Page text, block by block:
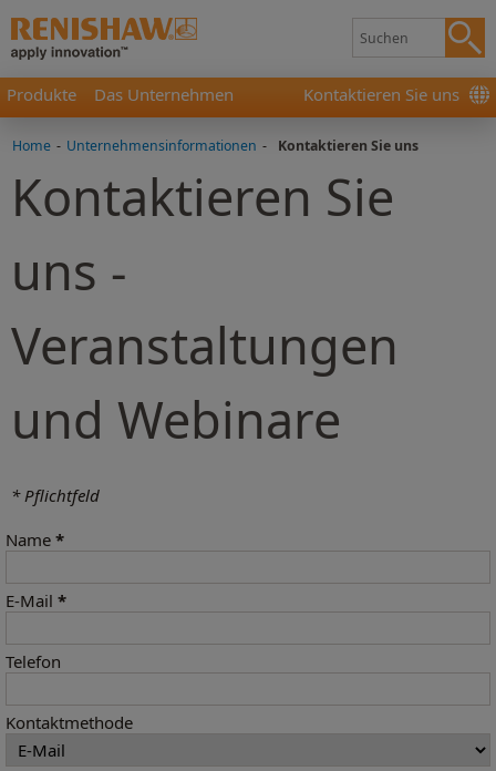
Produkte Das Unternehmen Kontaktieren Sie uns
Home - Unternehmensinformationen - Kontaktieren Sie uns
Kontaktieren Sie
uns -
Veranstaltungen
und Webinare
* Pflichtfeld
Name *
E-Mail *
Telefon
Kontaktmethode